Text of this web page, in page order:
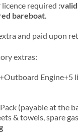
licence required :valid
bareboat.
and paid upon
extras:
Engine+5
(payable at the
& towels, spare